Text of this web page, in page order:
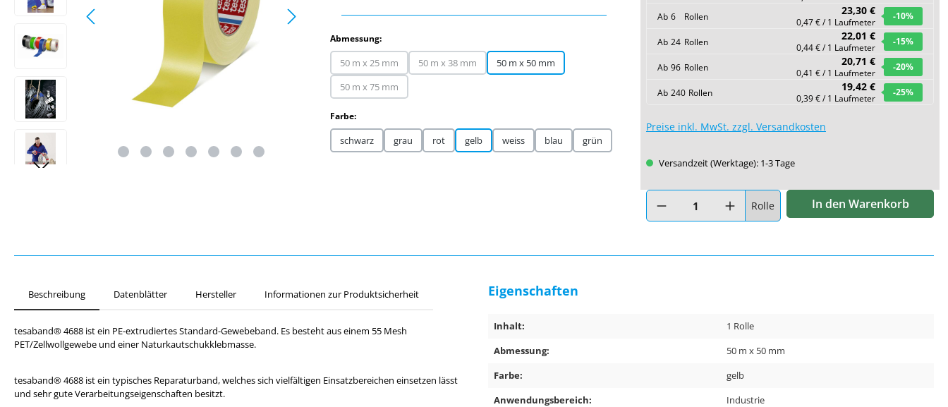
Abmessung:auswählen
50 m x 25 mm
(Diese Option ist zurzeit nicht verfügbar.)
50 m x 38 mm
(Diese Option ist zurzeit nicht verfügbar.)
50 m x 50 mm
50 m x 75 mm
(Diese Option ist zurzeit nicht verfügbar.)
Farbe:auswählen
schwarz grau rot gelb weiss blau grün
Ab 6 Rollen 23,30 €
0,47 € / 1 Laufmeter
-10%
Ab 24 Rollen 22,01 €
0,44 € / 1 Laufmeter
-15%
Ab 96 Rollen 20,71 €
0,41 € / 1 Laufmeter
-20%
Ab 240 Rollen 19,42 €
0,39 € / 1 Laufmeter
-25%
Preise inkl. MwSt. zzgl. Versandkosten
Versandzeit (Werktage): 1-3 Tage
Produkt Anzahl: Gib den gewünschten Wert ein oder benutze
Rolle In den Warenkorb
Beschreibung Datenblätter Hersteller Informationen zur Produktsicherheit
tesaband® 4688 ist ein PE-extrudiertes Standard-Gewebeband. Es besteht aus einem 55 Mesh
PET/Zellwollgewebe und einer Naturkautschukklebmasse.
tesaband® 4688 ist ein typisches Reparaturband, welches sich vielfältigen Einsatzbereichen einsetzen lässt
und sehr gute Verarbeitungseigenschaften besitzt.
Eigenschaften
Inhalt:
1 Rolle
Abmessung:
50 m x 50 mm
Farbe:
gelb
Anwendungsbereich:
Industrie